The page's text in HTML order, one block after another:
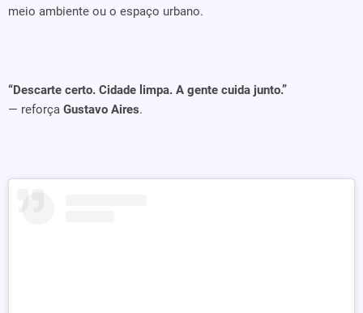
meio ambiente ou o espaço urbano.
“Descarte certo. Cidade limpa. A gente cuida junto.”
— reforça Gustavo Aires.